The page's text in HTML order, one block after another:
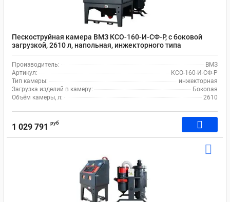
Пескоструйная камера ВМЗ КСО-160-И-СФ-Р, с боковой
загрузкой, 2610 л, напольная, инжекторного типа
Производитель:
ВМЗ
Артикул:
КСО-160-И-СФ-Р
Тип камеры:
инжекторная
Загрузка изделий в камеру:
Боковая
Объём камеры, л:
2610
1 029 791 руб